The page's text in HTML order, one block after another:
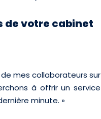
de votre cabinet
mes collaborateurs sur
à offrir un service
minute. »